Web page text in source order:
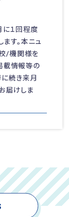
１回程度
す。本ニュ
/機関様を
載情報等の
続き来月
届けしま